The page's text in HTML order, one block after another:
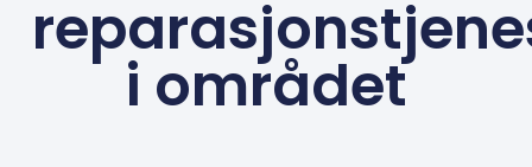
i området